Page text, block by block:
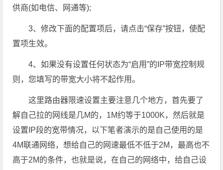
供商(如电信、网通等);
3、修改下面的配置项后，请点击“保存”按钮，使配
置项生效。
4、如果没有设置任何状态为“启用”的IP带宽控制规
则，您填写的带宽大小将不起作用。
这里路由器限速设置主要注意几个地方，首先要了
解自己拉的网线是几M的，1M约等于1000K，然后就是
设置IP段的宽带情况，以下笔者演示的是自己使用的是
4M联通网络，想给自己的网速最低不低于2M，最高也不
高于2M的条件，也就是说，在自己的网络中，给自己设